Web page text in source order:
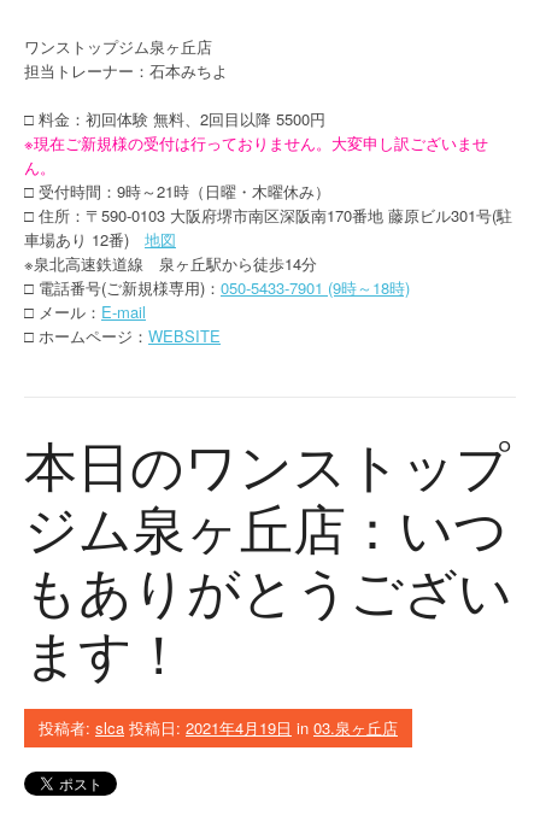
ワンストップジム泉ヶ丘店
担当トレーナー：石本みちよ
□ 料金：初回体験 無料、2回目以降 5500円
※現在ご新規様の受付は行っておりません。大変申し訳ございませ
ん。
□ 受付時間：9時～21時（日曜・木曜休み）
□ 住所：〒590-0103 大阪府堺市南区深阪南170番地 藤原ビル301号(駐
車場あり 12番) 地図
※泉北高速鉄道線 泉ヶ丘駅から徒歩14分
□ 電話番号(ご新規様専用)： 050-5433-7901 (9時～18時)
□ メール： E-mail
□ ホームページ： WEBSITE
本日のワンストップ
ジム泉ヶ丘店：いつ
もありがとうござい
ます！
投稿者: slca 投稿日: 2021年4月19日 in 03.泉ヶ丘店